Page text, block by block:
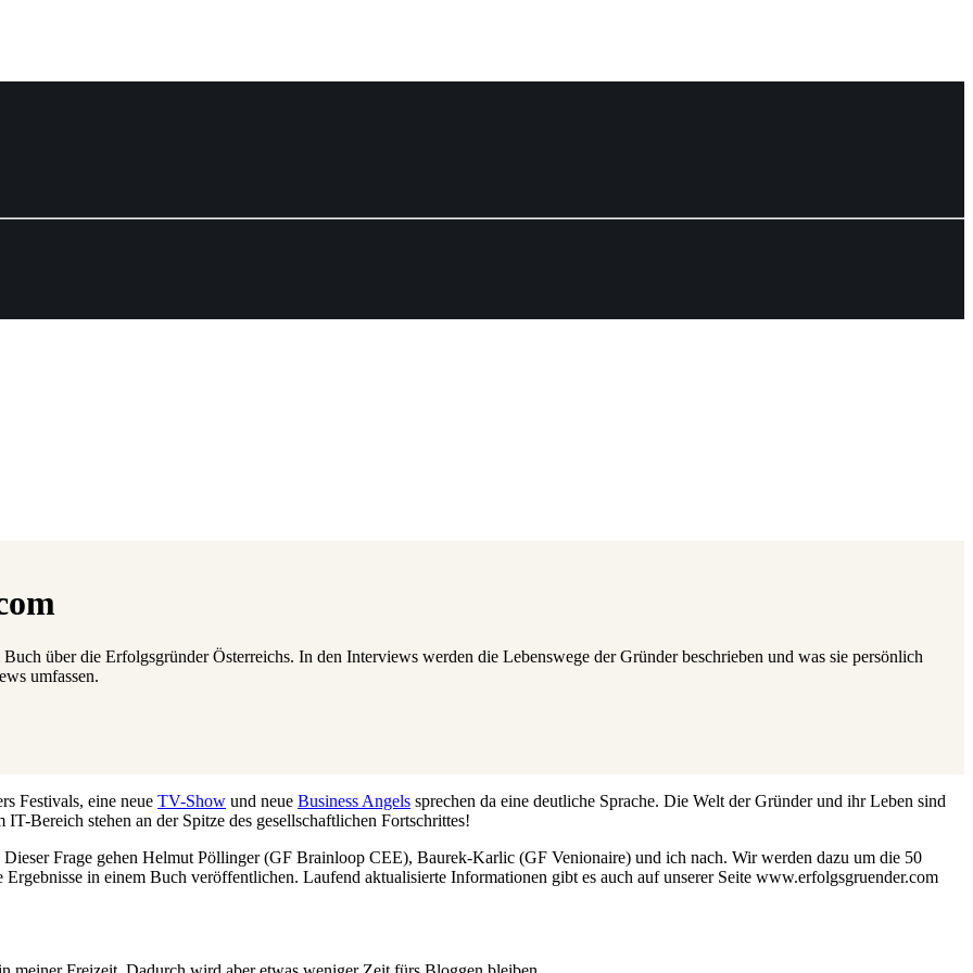
über die Erfolgsgründer Österreichs. In den Interviews werden die Lebenswege der Gründer beschrieben und was sie persönlich
umfassen.
Festivals, eine neue TV-Show und neue Business Angels sprechen da eine deutliche Sprache. Die Welt der Gründer und ihr Leben sind
Bereich stehen an der Spitze des gesellschaftlichen Fortschrittes!
Frage gehen Helmut Pöllinger (GF Brainloop CEE), Baurek-Karlic (GF Venionaire) und ich nach. Wir werden dazu um die 50
in einem Buch veröffentlichen. Laufend aktualisierte Informationen gibt es auch auf unserer Seite www.erfolgsgruender.com